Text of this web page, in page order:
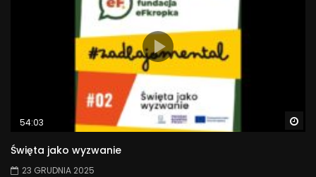
54:03
Święta jako wyzwanie
23 GRUDNIA 2025